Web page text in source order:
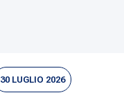
30 LUGLIO 2026